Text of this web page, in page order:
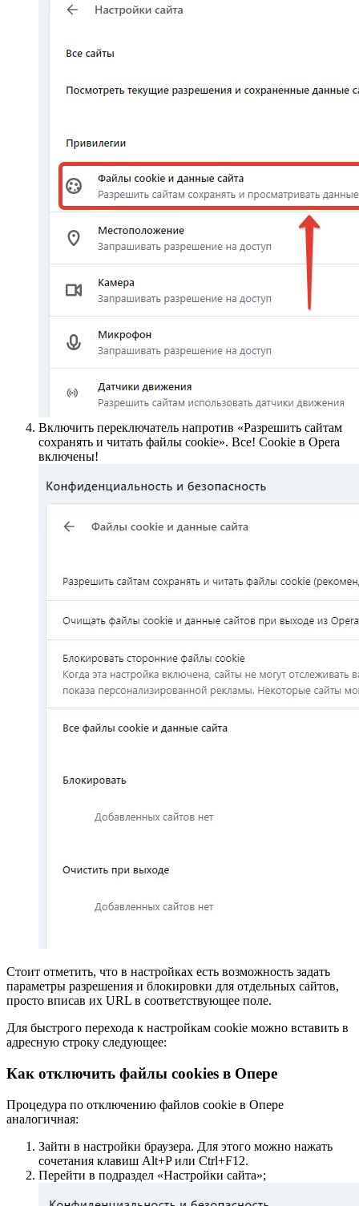
Включить переключатель напротив «Разрешить сайтам
сохранять и читать файлы cookie». Все! Cookie в Opera
включены!
Стоит отметить, что в настройках есть возможность задать
параметры разрешения и блокировки для отдельных сайтов,
просто вписав их URL в соответствующее поле.
Для быстрого перехода к настройкам cookie можно вставить в
адресную строку следующее:
Как отключить файлы cookies в Опере
Процедура по отключению файлов cookie в Опере
аналогичная:
Зайти в настройки браузера. Для этого можно нажать
сочетания клавиш Alt+P или Ctrl+F12.
Перейти в подраздел «Настройки сайта»;